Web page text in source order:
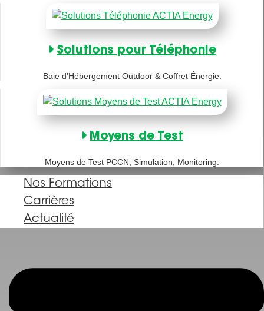
Solutions pour Téléphonie
Baie d’Hébergement Outdoor & Coffret Énergie.
Moyens de Test
Moyens de Test PCCN, Simulation, Monitoring.
Nos Formations
Carrières
Actualité